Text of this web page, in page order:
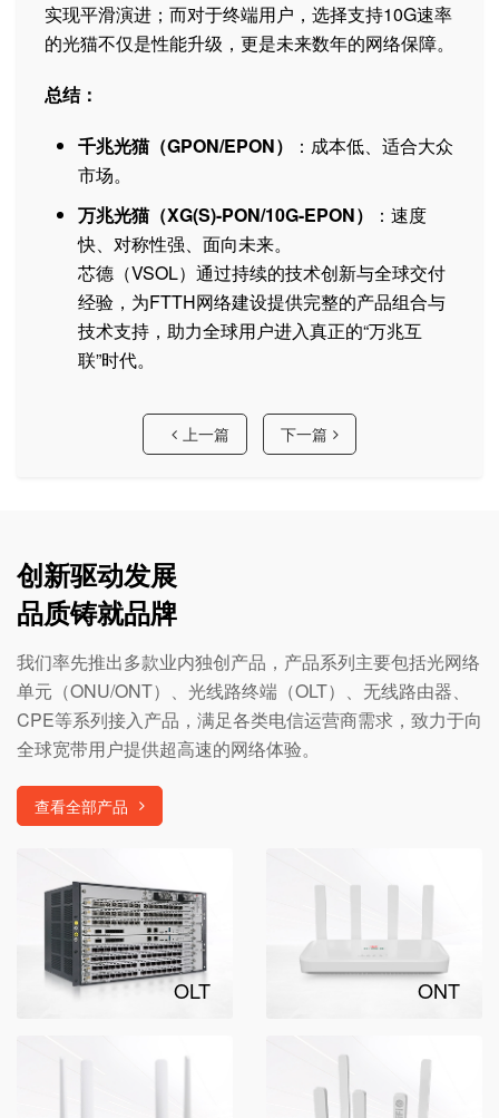
实现平滑演进；而对于终端用户，选择支持10G速率
的光猫不仅是性能升级，更是未来数年的网络保障。
总结：
千兆光猫（GPON/EPON）
：成本低、适合大众
市场。
万兆光猫（XG(S)-PON/10G-EPON）
：速度
快、对称性强、面向未来。
芯德（VSOL）通过持续的技术创新与全球交付
经验，为FTTH网络建设提供完整的产品组合与
技术支持，助力全球用户进入真正的“万兆互
联”时代。
上一篇 下一篇
创新驱动发展
品质铸就品牌
我们率先推出多款业内独创产品，产品系列主要包括光网络
单元（ONU/ONT）、光线路终端（OLT）、无线路由器、
CPE等系列接入产品，满足各类电信运营商需求，致力于向
全球宽带用户提供超高速的网络体验。
查看全部产品
OLT ONT